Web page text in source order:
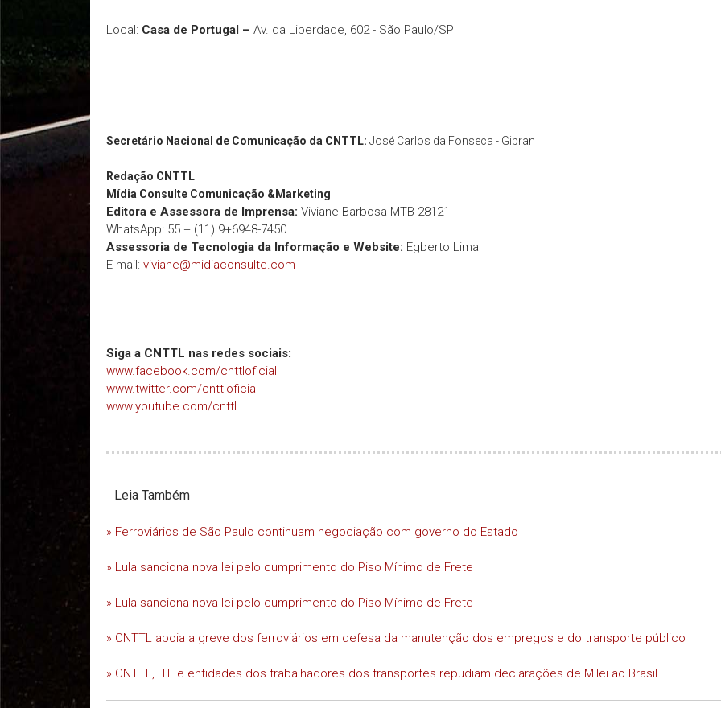
Local: Casa de Portugal – Av. da Liberdade, 602 - São Paulo/SP
Secretário Nacional de Comunicação da CNTTL: José Carlos da Fonseca - Gibran
Redação CNTTL
Mídia Consulte Comunicação &Marketing
Editora e Assessora de Imprensa: Viviane Barbosa MTB 28121
WhatsApp: 55 + (11) 9+6948-7450
Assessoria de Tecnologia da Informação e Website: Egberto Lima
E-mail: viviane@midiaconsulte.com
Siga a CNTTL nas redes sociais:
www.facebook.com/cnttloficial
www.twitter.com/cnttloficial
www.youtube.com/cnttl
Leia Também
» Ferroviários de São Paulo continuam negociação com governo do Estado
» Lula sanciona nova lei pelo cumprimento do Piso Mínimo de Frete
» Lula sanciona nova lei pelo cumprimento do Piso Mínimo de Frete
» CNTTL apoia a greve dos ferroviários em defesa da manutenção dos empregos e do transporte público
» CNTTL, ITF e entidades dos trabalhadores dos transportes repudiam declarações de Milei ao Brasil